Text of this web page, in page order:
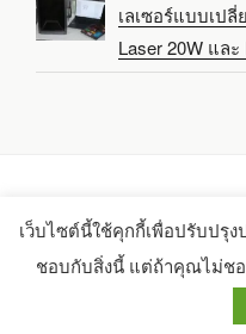
เลเซอร์แบบเป
Laser 20W และ
Copyright 2021-2025 -
เว็บไซต์นี้ใช้คุกกี้เพื่อปรับปรุ
ชอบกับสิ่งนี้ แต่ถ้าคุณไม่ช